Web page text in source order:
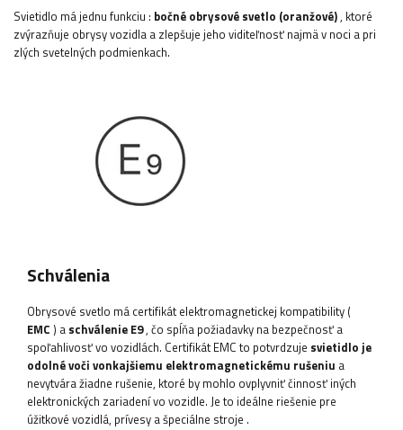
Svietidlo májednu funkciu : bočné obrysové svetlo (oranžové), ktoré
zvýrazňuje obrysy vozidla a zlepšuje jeho viditeľnosť najmä v noci a pri
zlých svetelných podmienkach.
Schválenia
Obrysové svetlo má certifikát elektromagnetickej kompatibility (
EMC ) a schválenie E9, čo spĺňa požiadavky na bezpečnosť a
spoľahlivosť vo vozidlách. Certifikát EMC to potvrdzuje svietidlo je
odolné voči vonkajšiemu elektromagnetickému rušeniu a
nevytvára žiadne rušenie, ktoré by mohlo ovplyvniť činnosť iných
elektronických zariadení vo vozidle. Je to ideálne riešenie pre
úžitkové vozidlá, prívesy a špeciálne stroje .